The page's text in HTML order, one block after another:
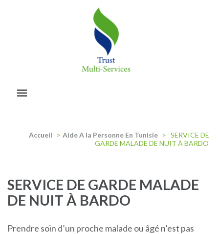
Accueil > Aide A la Personne En Tunisie > SERVICE DE
GARDE MALADE DE NUIT À BARDO
SERVICE DE GARDE MALADE
DE NUIT À BARDO
Prendre soin d’un proche malade ou âgé n’est pas